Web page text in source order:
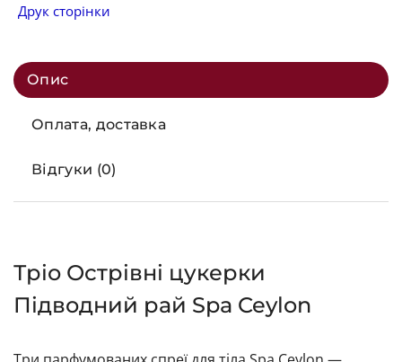
Друк сторінки
Опис
Оплата, доставка
Відгуки (0)
Тріо Острівні цукерки
Підводний рай Spa Ceylon